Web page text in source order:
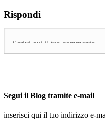
Rispondi
Segui il Blog tramite e-mail
inserisci qui il tuo indirizzo e-